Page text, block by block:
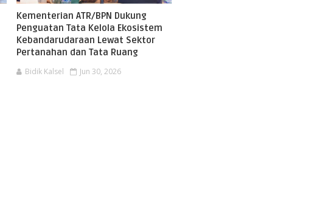
Kementerian ATR/BPN Dukung
Penguatan Tata Kelola Ekosistem
Kebandarudaraan Lewat Sektor
Pertanahan dan Tata Ruang
Bidik Kalsel Jun 30, 2026